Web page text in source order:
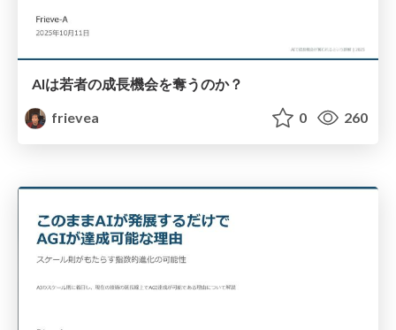
AIは若者の成長機会を奪うのか？
frievea
0 260